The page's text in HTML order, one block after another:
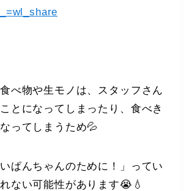
べ物や生モノは、スタッフさん
とになってしまったり、食べき
ってしまうため💦
ぱんちゃんのために！」ってい
ない可能性があります😭💧‬